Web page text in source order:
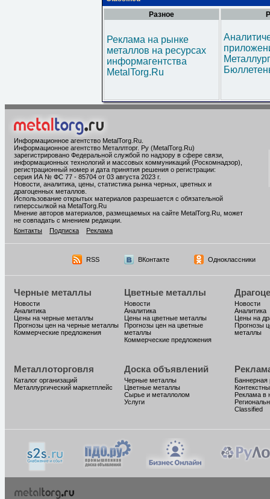
Разное
Реклама на рынке
металлов на ресурсах
информагентства
MetalTorg.Ru
Информационное агентство MetalTorg.Ru
Информационное агентство Металлторг. Ру (MetalTorg.Ru)
зарегистрировано Федеральной службой по надзору в сфере связи,
информационных технологий и массовых коммуникаций (Роскомнадзор),
регистрационный номер и дата принятия решения о регистрации:
серия ИА № ФС 77 - 85704 от 03 августа 2023 г.
Новости, аналитика, цены, статистика рынка черных, цветных и
драгоценных металлов.
Использование открытых материалов разрешается с обязательной
гиперссылкой на MetalTorg.Ru
Мнение авторов материалов, размещаемых на сайте MetalTorg.Ru, может
не совпадать с мнением редакции.
Контакты
Подписка Реклама
RSS ВКонтакте Одноклассники
Черные металлы
Новости
Аналитика
Цены на черные металлы
Прогнозы цен на черные металлы
Коммерческие предложения
Цветные металлы
Новости
Аналитика
Цены на цветные металлы
Прогнозы цен на цветные
металлы
Коммерческие предложения
Новости
Аналитика
Цены на
Прогнозы
металлы
Металлоторговля
Каталог организаций
Металлургический маркетплейс
Доска объявлений
Черные металлы
Цветные металлы
Сырье и металлолом
Услуги
Баннерная
Реклама в
Classified